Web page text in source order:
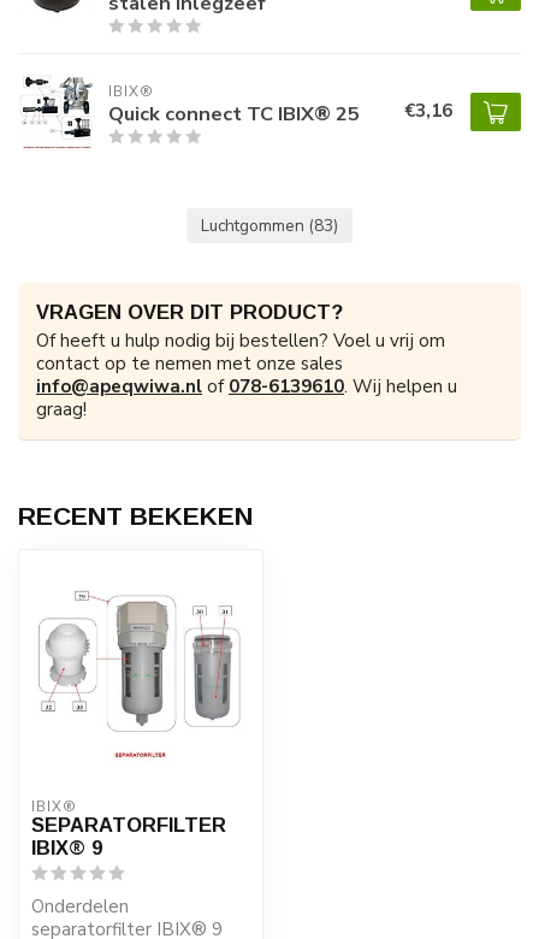
IBIX®
Quick connect TC IBIX® 25 €3,16
Luchtgommen (83)
VRAGEN OVER DIT PRODUCT?
Of heeft u hulp nodig bij bestellen? Voel u vrij om
contact op te nemen met onze sales
info@apeqwiwa.nl of 078-6139610. Wij helpen u
graag!
RECENT BEKEKEN
IBIX®
SEPARATORFILTER
IBIX® 9
Onderdelen
separatorfilter IBIX® 9